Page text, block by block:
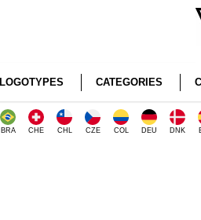
LOGOTYPES CATEGORIES
BRA CHE CHL CZE COL DEU DNK